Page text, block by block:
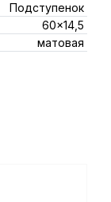
Подступенок
60x14,5
матовая